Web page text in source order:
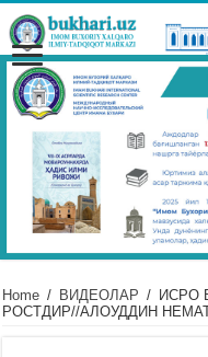
Home / ВИДЕОЛАР / ИСРО
РОСТДИР//АЛОУДДИН